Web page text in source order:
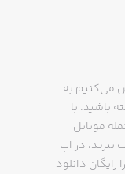
می‌کنیم به
باشید. با
موبایل
ببرید. در اپ
دانلود